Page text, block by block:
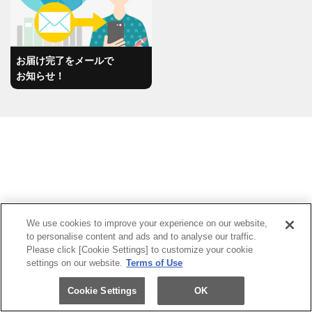
お届け完了をメールで
お知らせ！
Webで集荷
We use cookies to improve your experience on our website,
to personalise content and ads and to analyse our traffic.
Please click [Cookie Settings] to customize your cookie
settings on our website. Terms of Use
Cookie Settings OK